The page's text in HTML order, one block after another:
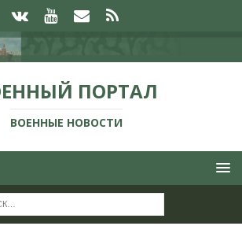
ПОРТАЛ
ВОЕННЫЕ НОВОСТИ